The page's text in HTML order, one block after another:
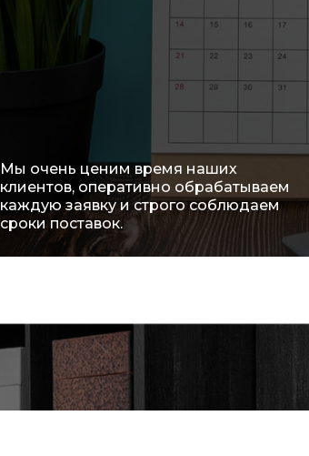
Мы очень ценим время наших
клиентов, оперативно обрабатываем
каждую заявку и строго соблюдаем
сроки поставок.